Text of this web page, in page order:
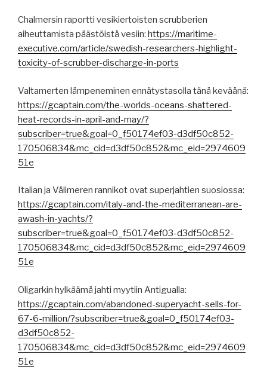
Chalmersin raportti vesikiertoisten scrubberien
aiheuttamista päästöistä vesiin: https://maritime-
executive.com/article/swedish-researchers-highlight-
toxicity-of-scrubber-discharge-in-ports
Valtamerten lämpeneminen ennätystasolla tänä keväänä:
https://gcaptain.com/the-worlds-oceans-shattered-
heat-records-in-april-and-may/?
subscriber=true&goal=0_f50174ef03-d3df50c852-
170506834&mc_cid=d3df50c852&mc_eid=2974609
51e
Italian ja Välimeren rannikot ovat superjahtien suosiossa:
https://gcaptain.com/italy-and-the-mediterranean-are-
awash-in-yachts/?
subscriber=true&goal=0_f50174ef03-d3df50c852-
170506834&mc_cid=d3df50c852&mc_eid=2974609
51e
Oligarkin hylkäämä jahti myytiin Antigualla:
https://gcaptain.com/abandoned-superyacht-sells-for-
67-6-million/?subscriber=true&goal=0_f50174ef03-
d3df50c852-
170506834&mc_cid=d3df50c852&mc_eid=2974609
51e